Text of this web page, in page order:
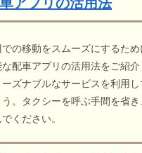
の移動をスムーズにするた
配車アプリの活用法をご紹
ズナブルなサービスを利用
。タクシーを呼ぶ手間を省
ください。